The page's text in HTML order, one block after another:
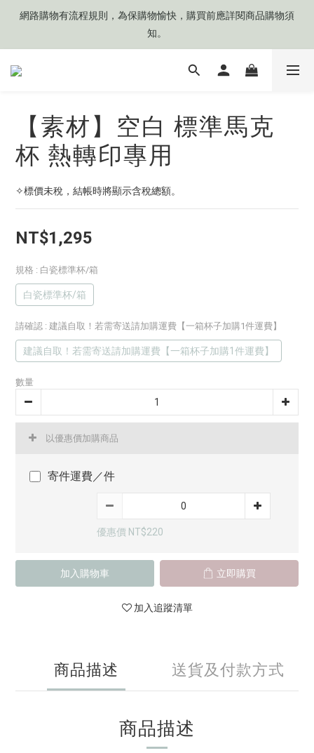
網路購物有流程規則，為保購物愉快，購買前應詳閱商品購物須
知。
網路購物有流程規則，為保購物愉快，購買前應詳閱商品購物須
知。
❤️目前來信平均'每次' 𝟯 (±𝟭)個工作天可收到回覆
🧡目前商品製作天數約 𝟳 ~ 𝟭𝟮 個工作天起
網路購物有流程規則，為保購物愉快，購買前應詳閱商品購物須
【素材】空白 標準馬克
杯 熱轉印專用
✧標價未稅，結帳時將顯示含稅總額。
NT$1,295
規格 : 白瓷標準杯/箱
白瓷標準杯/箱
請確認 : 建議自取！若需寄送請加購運費【一箱杯子加購1件運費】
建議自取！若需寄送請加購運費【一箱杯子加購1件運費】
數量
以優惠價加購商品
寄件運費／件
優惠價 NT$220
加入購物車 立即購買
加入追蹤清單
商品描述 送貨及付款方式
商品描述